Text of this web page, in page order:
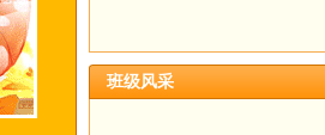
班级风采